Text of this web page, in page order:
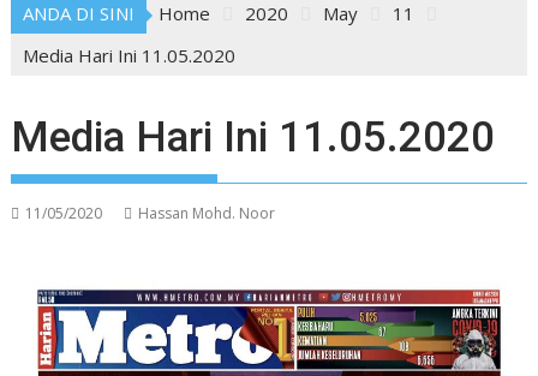
ANDA DI SINI Home 2020 May
11
Media Hari Ini 11.05.2020
Media Hari Ini 11.05.2020
11/05/2020 Hassan Mohd. Noor